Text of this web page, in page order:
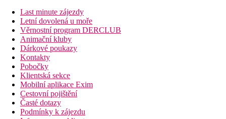
moře/bazén, cca 23m2
Rodinný pokoj 1 ložnice výhled do zahrady:
dvoulůžkový pokoj, navíc obývací část, set na přípravu čaje
nebo kávy, trezor (za poplatek), cca 45m2
Rodinný pokoj 1 ložnice výhled na moře nebo bazén:
dvoulůžkový pokoj, navíc obývací část, set na přípravu čaje
nebo kávy, trezor (za poplatek) navíc výhled na moře/bazén, cca
45m2
Studio s výhledem do zahrady
balkon nebo uzavřená terasa, výhled do zahrady, sprcha a vana,
cca 46m2, malý kuchyňský kout
Studio s výhledem do na moře nebo bazén
Last minute zájezdy
Letní dovolená u moře
Věrnostní program DERCLUB
Animační kluby
Dárkové poukazy
Kontakty
Pobočky
Klientská sekce
Mobilní aplikace Exim
Cestovní pojištění
Časté dotazy
Podmínky k zájezdu